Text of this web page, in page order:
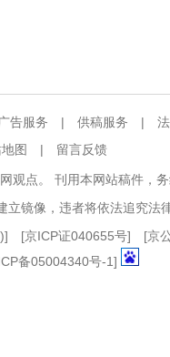
告服务 | 供稿服务 |
图 | 留言反馈
观点。 刊用本网站稿件，
立镜像，违者将依法追究法
] [京ICP证040655号] [京
备05004340号-1]